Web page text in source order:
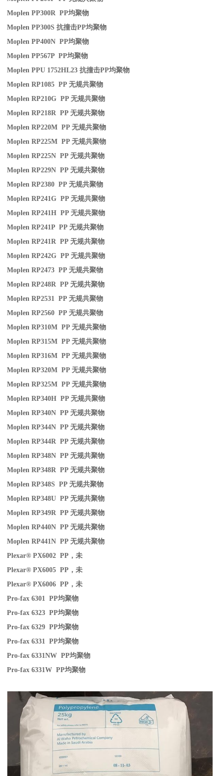
Moplen PP300R PP均聚物
Moplen PP300S抗撞击PP均聚物
Moplen PP400N PP均聚物
Moplen PP567P PP均聚物
Moplen PPU 1752HL23抗撞击PP均聚物
Moplen RP1085 PP无规共聚物
Moplen RP210G PP无规共聚物
Moplen RP218R PP无规共聚物
Moplen RP220M PP无规共聚物
Moplen RP225M PP无规共聚物
Moplen RP225N PP无规共聚物
Moplen RP229N PP无规共聚物
Moplen RP2380 PP无规共聚物
Moplen RP241G PP无规共聚物
Moplen RP241H PP无规共聚物
Moplen RP241P PP无规共聚物
Moplen RP241R PP无规共聚物
Moplen RP242G PP无规共聚物
Moplen RP2473 PP无规共聚物
Moplen RP248R PP无规共聚物
Moplen RP2531 PP无规共聚物
Moplen RP2560 PP无规共聚物
Moplen RP310M PP无规共聚物
Moplen RP315M PP无规共聚物
Moplen RP316M PP无规共聚物
Moplen RP320M PP无规共聚物
Moplen RP325M PP无规共聚物
Moplen RP340H PP无规共聚物
Moplen RP340N PP无规共聚物
Moplen RP344N PP无规共聚物
Moplen RP344R PP无规共聚物
Moplen RP348N PP无规共聚物
Moplen RP348R PP无规共聚物
Moplen RP348S PP无规共聚物
Moplen RP348U PP无规共聚物
Moplen RP349R PP无规共聚物
Moplen RP440N PP无规共聚物
Moplen RP441N PP无规共聚物
Plexar® PX6002 PP ，未
Plexar® PX6005 PP ，未
Plexar® PX6006 PP ，未
Pro-fax 6301 PP均聚物
Pro-fax 6323 PP均聚物
Pro-fax 6329 PP均聚物
Pro-fax 6331 PP均聚物
Pro-fax 6331NW PP均聚物
Pro-fax 6331W PP均聚物